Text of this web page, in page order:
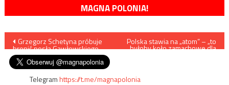
MAGNA POLONIA!
Nawigacja
wpisu
Grzegorz Schetyna próbuje
bronić posła Gawłowskiego
Polska stawia na „atom” – „to
byłoby koło zamachowe dla
Telegramhttps://t.me/magnapolonia